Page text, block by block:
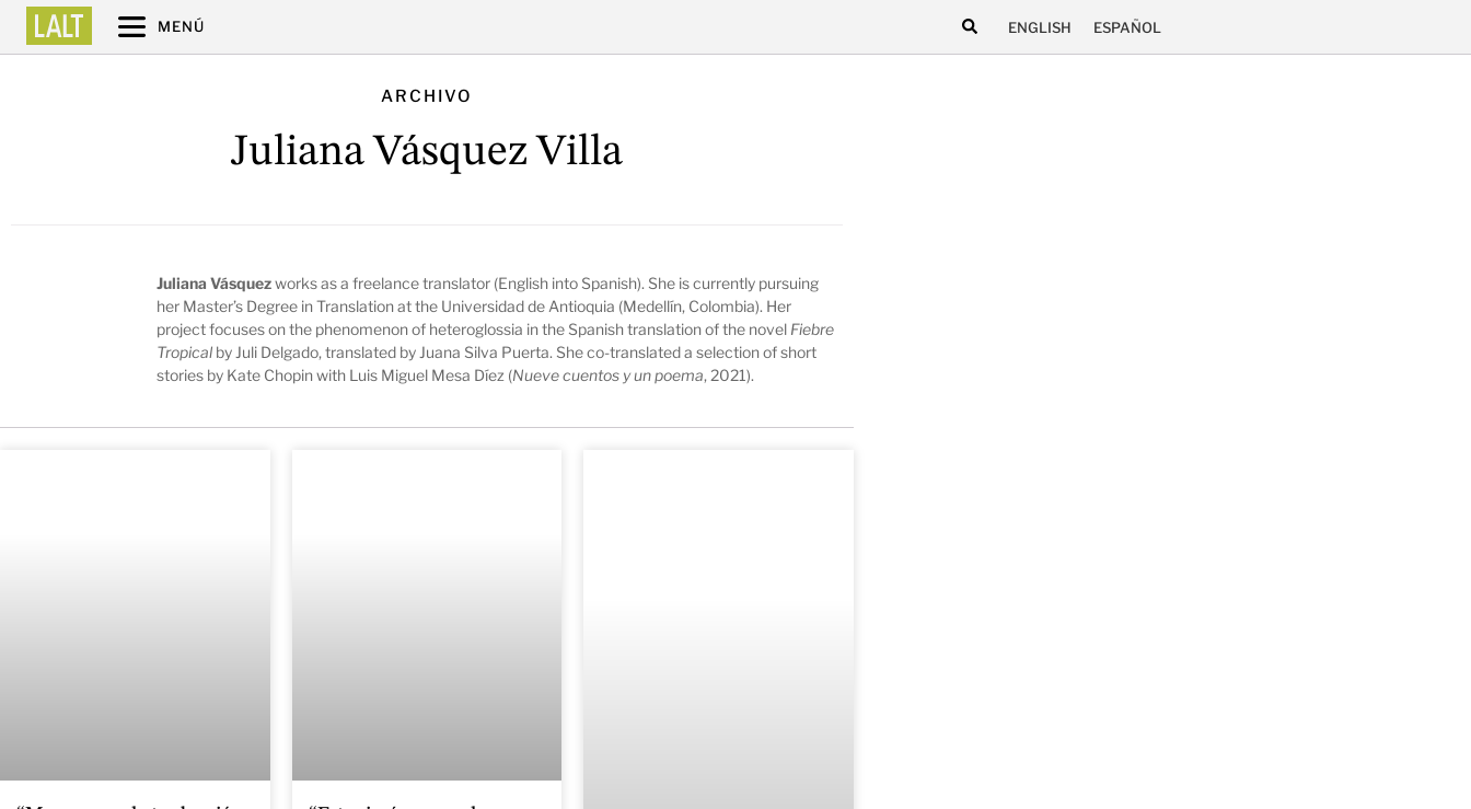
MENÚ ENGLISH ESPAÑOL
ARCHIVO
Juliana Vásquez Villa
Juliana Vásquezworks as a freelance translator (English into Spanish). She is currently pursuing
her Master’s Degree in Translation at the Universidad de Antioquia (Medellín, Colombia). Her
project focuses on the phenomenon of heteroglossia in the Spanish translation of the novel Fiebre
Tropical by Juli Delgado, translated by Juana Silva Puerta. She co-translated a selection of short
stories by Kate Chopin with Luis Miguel Mesa Díez (Nueve cuentos y un poema, 2021).